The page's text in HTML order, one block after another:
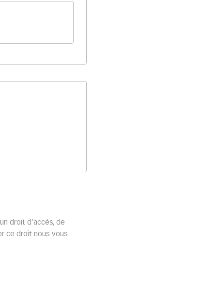
droit d’accès, de
ce droit nous vous